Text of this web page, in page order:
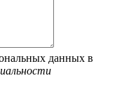
данных в